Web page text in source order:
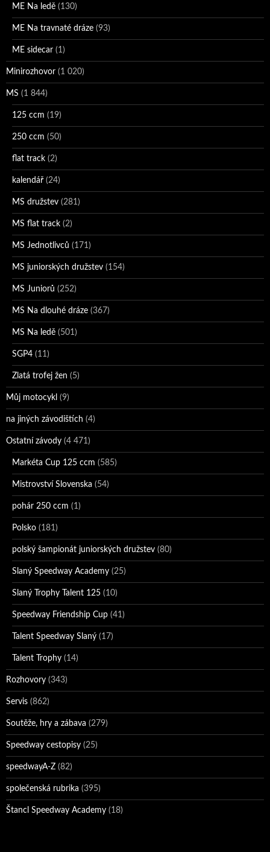
ME Na ledě (130)
ME Na travnaté dráze (93)
ME sidecar (1)
Minirozhovor (1 020)
MS (1 844)
125 ccm (19)
250 ccm (50)
flat track (2)
kalendář (24)
MS družstev (281)
MS flat track (2)
MS Jednotlivců (171)
MS juniorských družstev (154)
MS Juniorů (252)
MS Na dlouhé dráze (367)
MS Na ledě (501)
SGP4 (11)
Zlatá trofej žen (5)
Můj motocykl (9)
na jiných závodištích (4)
Ostatní závody (4 471)
Markéta Cup 125 ccm (585)
Mistrovství Slovenska (54)
pohár 250 ccm (1)
Polsko (181)
polský šampionát juniorských družstev (80)
Slaný Speedway Academy (25)
Slaný Trophy Talent 125 (10)
Speedway Friendship Cup (41)
Talent Speedway Slaný (17)
Talent Trophy (14)
Rozhovory (343)
Servis (862)
Soutěže, hry a zábava (279)
Speedway cestopisy (25)
speedwayA-Z (82)
společenská rubrika (395)
Štancl Speedway Academy (18)